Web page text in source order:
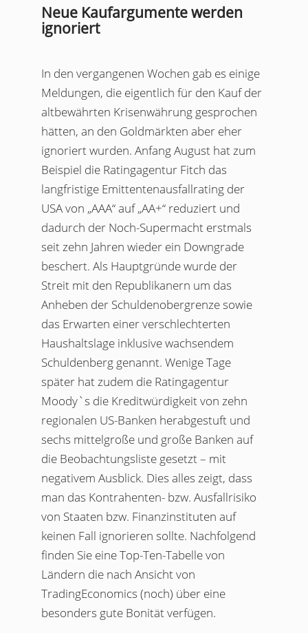
Neue Kaufargumente werden
ignoriert
In den vergangenen Wochen gab es einige
Meldungen, die eigentlich für den Kauf der
altbewährten Krisenwährung gesprochen
hätten, an den Goldmärkten aber eher
ignoriert wurden. Anfang August hat zum
Beispiel die Ratingagentur Fitch das
langfristige Emittentenausfallrating der
USA von „AAA“ auf „AA+“ reduziert und
dadurch der Noch-Supermacht erstmals
seit zehn Jahren wieder ein Downgrade
beschert. Als Hauptgründe wurde der
Streit mit den Republikanern um das
Anheben der Schuldenobergrenze sowie
das Erwarten einer verschlechterten
Haushaltslage inklusive wachsendem
Schuldenberg genannt. Wenige Tage
später hat zudem die Ratingagentur
Moody`s die Kreditwürdigkeit von zehn
regionalen US-Banken herabgestuft und
sechs mittelgroße und große Banken auf
die Beobachtungsliste gesetzt – mit
negativem Ausblick. Dies alles zeigt, dass
man das Kontrahenten- bzw. Ausfallrisiko
von Staaten bzw. Finanzinstituten auf
keinen Fall ignorieren sollte. Nachfolgend
finden Sie eine Top-Ten-Tabelle von
Ländern die nach Ansicht von
TradingEconomics (noch) über eine
besonders gute Bonität verfügen.